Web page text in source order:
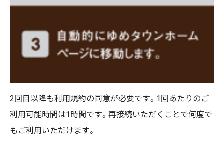
2回目以降も利用規約の同意が必要です。1回あたりのご
利用可能時間は1時間です。再接続いただくことで何度で
もご利用いただけます。